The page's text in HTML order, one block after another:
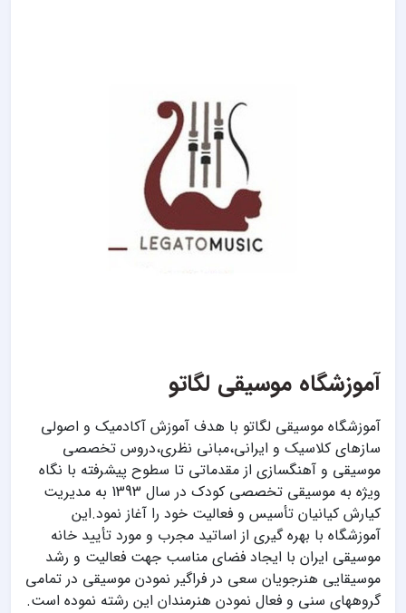
آموزشگاه موسیقی لگاتو
آموزشگاه موسیقی لگاتو با هدف آموزش آکادمیک و اصولی
سازهای کلاسیک و ایرانی،مبانی نظری،دروس تخصصی
موسیقی و آهنگسازی از مقدماتی تا سطوح پیشرفته با نگاه
ویژه به موسیقی تخصصی کودک در سال 1393 به مدیریت
کیارش کیانیان تأسیس و فعالیت خود را آغاز نمود.این
آموزشگاه با بهره گیری از اساتید مجرب و مورد تأیید خانه
موسیقی ایران با ایجاد فضای مناسب جهت فعالیت و رشد
موسیقایی هنرجویان سعی در فراگیر نمودن موسیقی در تمامی
گروههای سنی و فعال نمودن هنرمندان این رشته نموده است.